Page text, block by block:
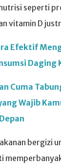
seperti
vitamin D
Efektif
Daging
Cuma
Wajib
bergizi